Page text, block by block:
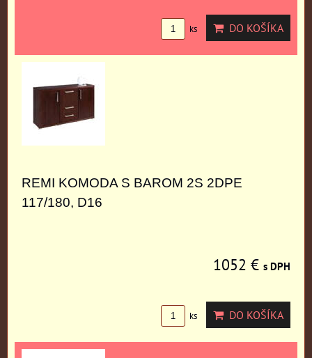
ks DO KOŠÍKA
REMI KOMODA S BAROM 2S 2DPE
117/180, D16
1052 € s DPH
ks DO KOŠÍKA